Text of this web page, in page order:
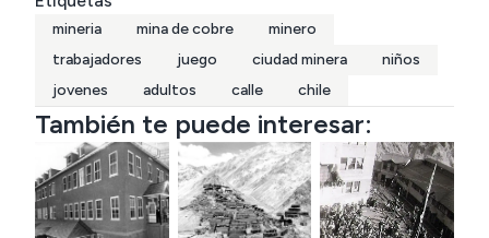
mineria mina de cobre
minero
trabajadores
juego ciudad minera
niños
jovenes
adultos calle chile
También te puede interesar: